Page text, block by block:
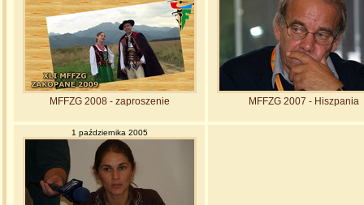
MFFZG 2008 - zaproszenie MFFZG 2007 - Hiszpania
1 października 2005